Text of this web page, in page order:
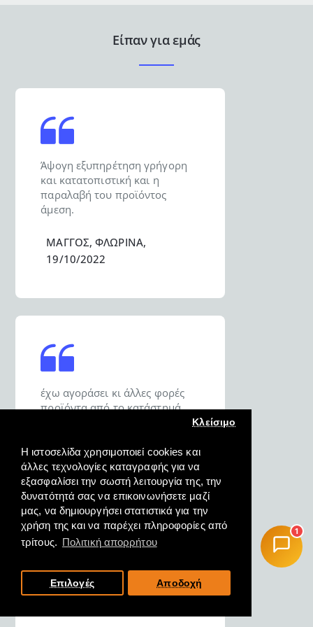
Η ιστοσελίδα χρησιμοποιεί cookies και
άλλες τεχνολογίες καταγραφής για να
εξασφαλίσει την σωστή λειτουργία της, την
δυνατότητά σας να επικοινωνήσετε μαζί
μας, να δημιουργήσει στατιστικά για την
χρήση της και να παρέχει πληροφορίες από
τρίτους. Πολιτική απορρήτου
Κλείσιμο
Επιλογές Αποδοχή
Είπαν για εμάς
Άψογη εξυπηρέτηση γρήγορη
και κατατοπιστική και η
παραλαβή του προϊόντος
άμεση.
ΜΑΓΓΟΣ, ΦΛΩΡΙΝΑ,
19/10/2022
έχω αγοράσει κι άλλες φορές
προϊόντα από το κατάστημά
σας και είμαι σε θέση να σας πω
αγορές μου.
ΔΗΜΗΤΡΙΟΣ, ΚΑΡΑΒΟΜΥΛΟΣ
Ν. ΦΘΙΩΤΗΔΟΣ, 18/10/2022
1